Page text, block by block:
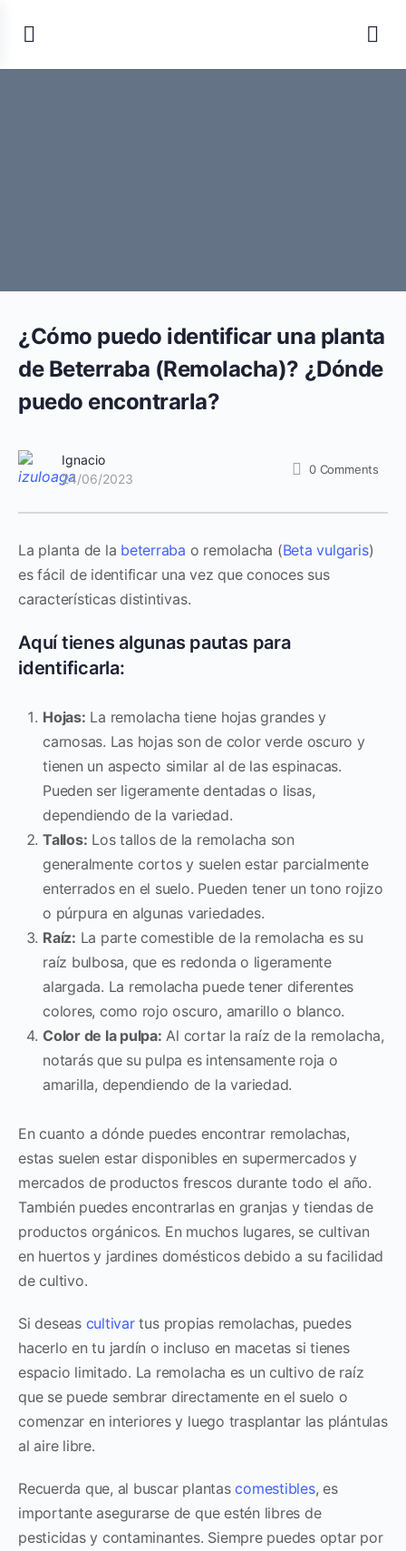
¿Cómo puedo identificar una planta
de Beterraba (Remolacha)? ¿Dónde
puedo encontrarla?
Ignacio
24/06/2023
0 Comments
La planta de la beterraba o remolacha (Beta vulgaris)
es fácil de identificar una vez que conoces sus
características distintivas.
Aquí tienes algunas pautas para
identificarla:
Hojas: La remolacha tiene hojas grandes y
carnosas. Las hojas son de color verde oscuro y
tienen un aspecto similar al de las espinacas.
Pueden ser ligeramente dentadas o lisas,
dependiendo de la variedad.
Tallos: Los tallos de la remolacha son
generalmente cortos y suelen estar parcialmente
enterrados en el suelo. Pueden tener un tono rojizo
o púrpura en algunas variedades.
Raíz: La parte comestible de la remolacha es su
raíz bulbosa, que es redonda o ligeramente
alargada. La remolacha puede tener diferentes
colores, como rojo oscuro, amarillo o blanco.
Color de la pulpa: Al cortar la raíz de la remolacha,
notarás que su pulpa es intensamente roja o
amarilla, dependiendo de la variedad.
En cuanto a dónde puedes encontrar remolachas,
estas suelen estar disponibles en supermercados y
mercados de productos frescos durante todo el año.
También puedes encontrarlas en granjas y tiendas de
productos orgánicos. En muchos lugares, se cultivan
en huertos y jardines domésticos debido a su facilidad
de cultivo.
Si deseas cultivartus propias remolachas, puedes
hacerlo en tu jardín o incluso en macetas si tienes
espacio limitado. La remolacha es un cultivo de raíz
que se puede sembrar directamente en el suelo o
comenzar en interiores y luego trasplantar las plántulas
al aire libre.
Recuerda que, al buscar plantascomestibles, es
importante asegurarse de que estén libres de
pesticidas y contaminantes. Siempre puedes optar por